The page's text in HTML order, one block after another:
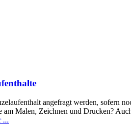
angefragt werden, sofern
Malen, Zeichnen und Drucken?
...